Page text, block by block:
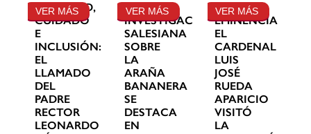
GRATITUD,
CUIDADO
E
INCLUSIÓN:
EL
LLAMADO
DEL
PADRE
RECTOR
LEONARDO
VER MÁS
LA
INVESTIGACIÓN
SALESIANA
SOBRE
LA
ARAÑA
BANANERA
SE
DESTACA
EN
VER MÁS
SU
EMINENCIA
EL
CARDENAL
LUIS
JOSÉ
RUEDA
APARICIO
VISITÓ
LA
VER MÁS